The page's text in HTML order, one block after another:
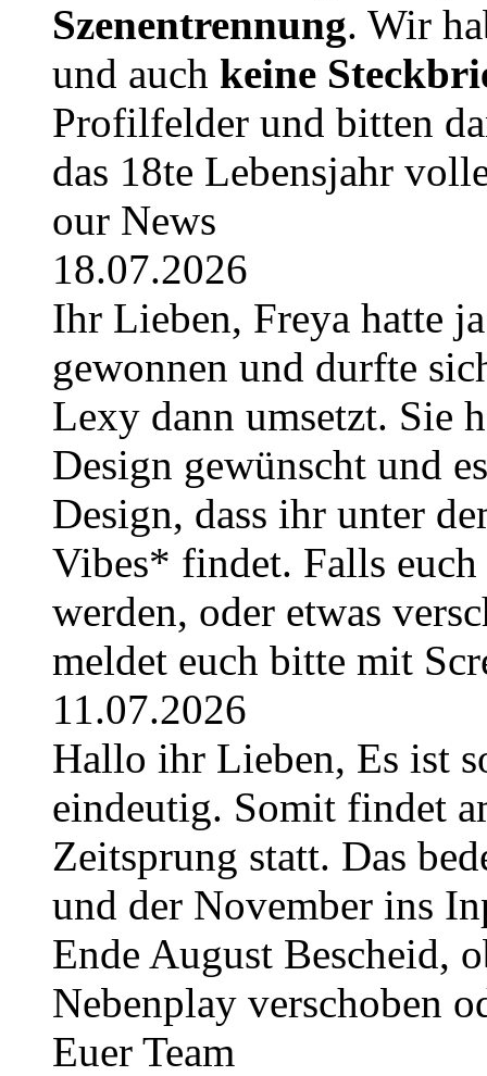
Szenentrennung. Wir
und auch keine
Profilfelder und bitten
das 18te Lebensjahr
our News
18.07.2026
Ihr Lieben, Freya hatte
gewonnen und durfte
Lexy dann umsetzt. Sie
Design gewünscht und
Design, dass ihr unter
Vibes* findet. Falls
werden, oder etwas
meldet euch bitte mit
11.07.2026
Hallo ihr Lieben, Es ist
eindeutig. Somit findet
Zeitsprung statt. Das
und der November ins
Ende August Bescheid,
Nebenplay verschoben
Euer Team